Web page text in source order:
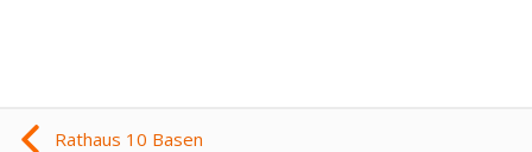
Rathaus 10 Basen